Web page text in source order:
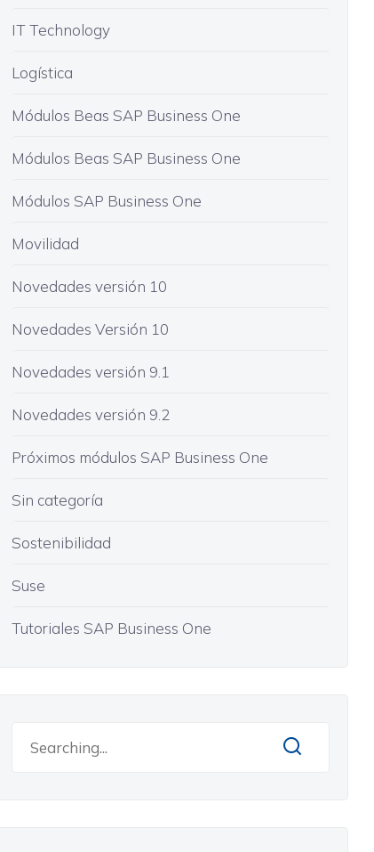
IT Technology
Logística
Módulos Beas SAP Business One
Módulos Beas SAP Business One
Módulos SAP Business One
Movilidad
Novedades versión 10
Novedades Versión 10
Novedades versión 9.1
Novedades versión 9.2
Próximos módulos SAP Business One
Sin categoría
Sostenibilidad
Suse
Tutoriales SAP Business One